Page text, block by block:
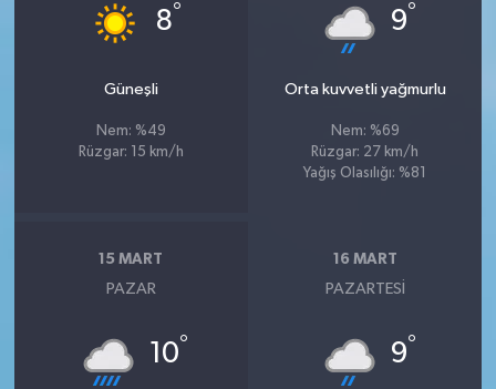
8°
Güneşli
Nem: %49
Rüzgar: 15 km/h
9°
Orta kuvvetli yağmurlu
Nem: %69
Rüzgar: 27 km/h
Yağış Olasılığı: %81
15 MART
PAZAR
10°
16 MART
PAZARTESI
9°